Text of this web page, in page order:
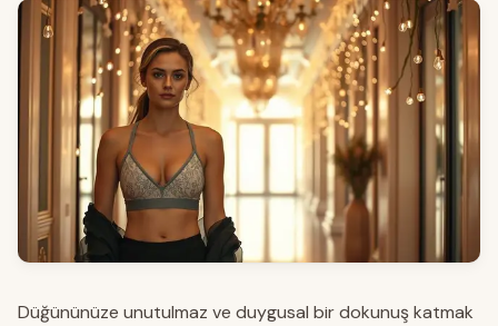
Düğününüze unutulmaz ve duygusal bir dokunuş katmak